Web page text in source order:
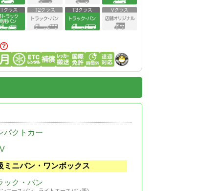
パクトカー
ミニバン・ワンボックス
ック・バン